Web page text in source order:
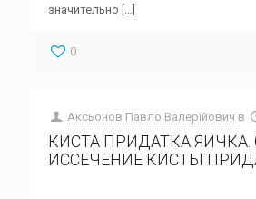
значительно […]
0
Аксьонов Павло Валерійович в
КИСТА ПРИДАТКА ЯИЧКА.
ИССЕЧЕНИЕ КИСТЫ